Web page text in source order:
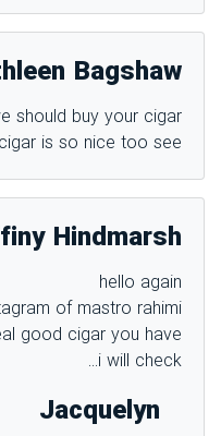
Bagshaw
should buy your cigar
is so nice too see
Hindmarsh
hello again
of mastro rahimi
good cigar you have
i will check...
Jacquelyn